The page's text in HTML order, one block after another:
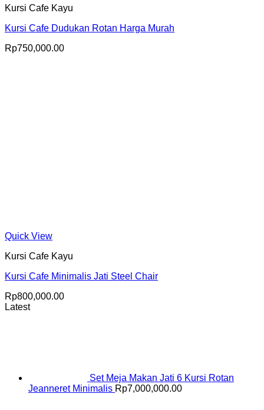
Kursi Cafe Kayu
Kursi Cafe Dudukan Rotan Harga Murah
Rp750,000.00
Quick View
Kursi Cafe Kayu
Kursi Cafe Minimalis Jati Steel Chair
Rp800,000.00
Latest
Set Meja Makan Jati 6 Kursi Rotan
Jeanneret Minimalis Rp7,000,000.00